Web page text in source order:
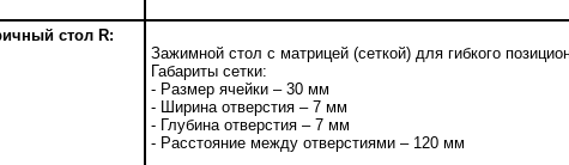
стол R:
Зажимной стол с матрицей (сеткой) для гибкого
Габариты сетки:
- Размер ячейки – 30 мм
- Ширина отверстия – 7 мм
- Глубина отверстия – 7 мм
- Расстояние между отверстиями – 120 мм